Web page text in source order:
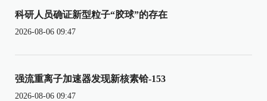
科研人员确证新型粒子“胶球”的存在
2026-08-06 09:47
强流重离子加速器发现新核素铪-153
2026-08-06 09:47